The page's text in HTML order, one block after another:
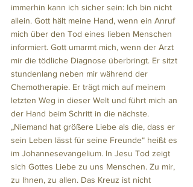
immerhin kann ich sicher sein: Ich bin nicht
allein. Gott hält meine Hand, wenn ein Anruf
mich über den Tod eines lieben Menschen
informiert. Gott umarmt mich, wenn der Arzt
mir die tödliche Diagnose überbringt. Er sitzt
stundenlang neben mir während der
Chemotherapie. Er trägt mich auf meinem
letzten Weg in dieser Welt und führt mich an
der Hand beim Schritt in die nächste.
„Niemand hat größere Liebe als die, dass er
sein Leben lässt für seine Freunde“ heißt es
im Johannesevangelium. In Jesu Tod zeigt
sich Gottes Liebe zu uns Menschen. Zu mir,
zu Ihnen, zu allen. Das Kreuz ist nicht